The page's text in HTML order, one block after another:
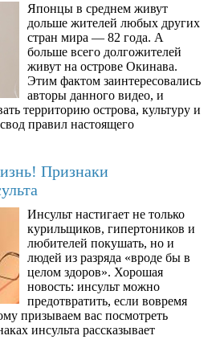
Японцы в среднем живут
дольше жителей любых других
стран мира — 82 года. А
больше всего долгожителей
живут на острове Окинава.
Этим фактом заинтересовались
авторы данного видео, и
территорию острова, культуру и
правил настоящего
Признаки
Инсульт настигает не только
курильщиков, гипертоников и
любителей покушать, но и
людей из разряда «вроде бы в
целом здоров». Хорошая
новость: инсульт можно
предотвратить, если вовремя
призываем вас посмотреть
инсульта рассказывает